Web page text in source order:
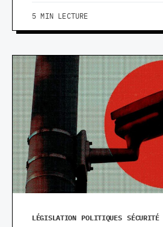
5 MIN LECTURE
LÉGISLATION POLITIQUES